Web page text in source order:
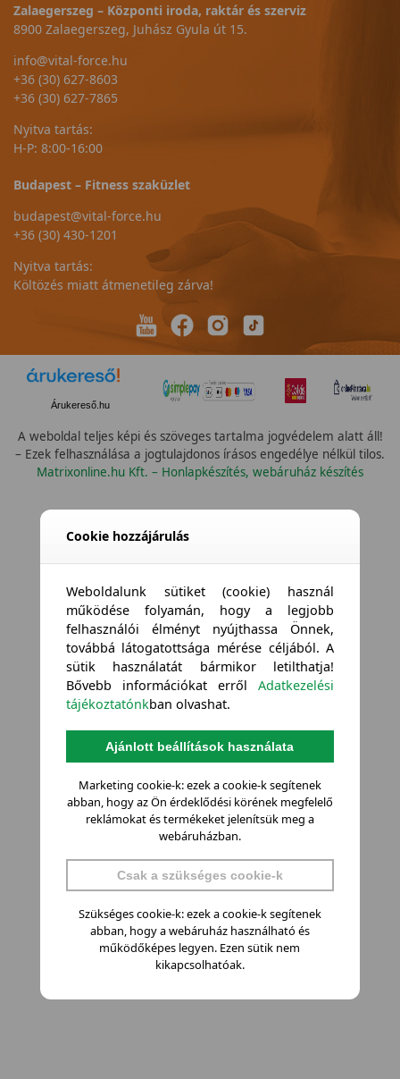
Zalaegerszeg – Központi iroda, raktár és szerviz
8900 Zalaegerszeg, Juhász Gyula út 15.
info@vital-force.hu
+36 (30) 627-8603
+36 (30) 627-7865
Nyitva tartás:
H-P: 8:00-16:00
Budapest – Fitness szaküzlet
budapest@vital-force.hu
+36 (30) 430-1201
Nyitva tartás:
Költözés miatt átmenetileg zárva!
Árukereső.hu
A weboldal teljes képi és szöveges tartalma jogvédelem alatt áll!
– Ezek felhasználása a jogtulajdonos írásos engedélye nélkül tilos.
Matrixonline.hu Kft. – Honlapkészítés, webáruház készítés
Cookie hozzájárulás
Weboldalunk sütiket (cookie) használ
működése folyamán, hogy a legjobb
felhasználói élményt nyújthassa Önnek,
továbbá látogatottsága mérése céljából. A
sütik használatát bármikor letilthatja!
Bővebb információkat errőlAdatkezelési
tájékoztatónkban olvashat.
Ajánlott beállítások használata
Marketing cookie-k: ezek a cookie-k segítenek
abban, hogy az Ön érdeklődési körének megfelelő
reklámokat és termékeket jelenítsük meg a
webáruházban.
Csak a szükséges cookie-k
Szükséges cookie-k: ezek a cookie-k segítenek
abban, hogy a webáruház használható és
működőképes legyen. Ezen sütik nem
kikapcsolhatóak.